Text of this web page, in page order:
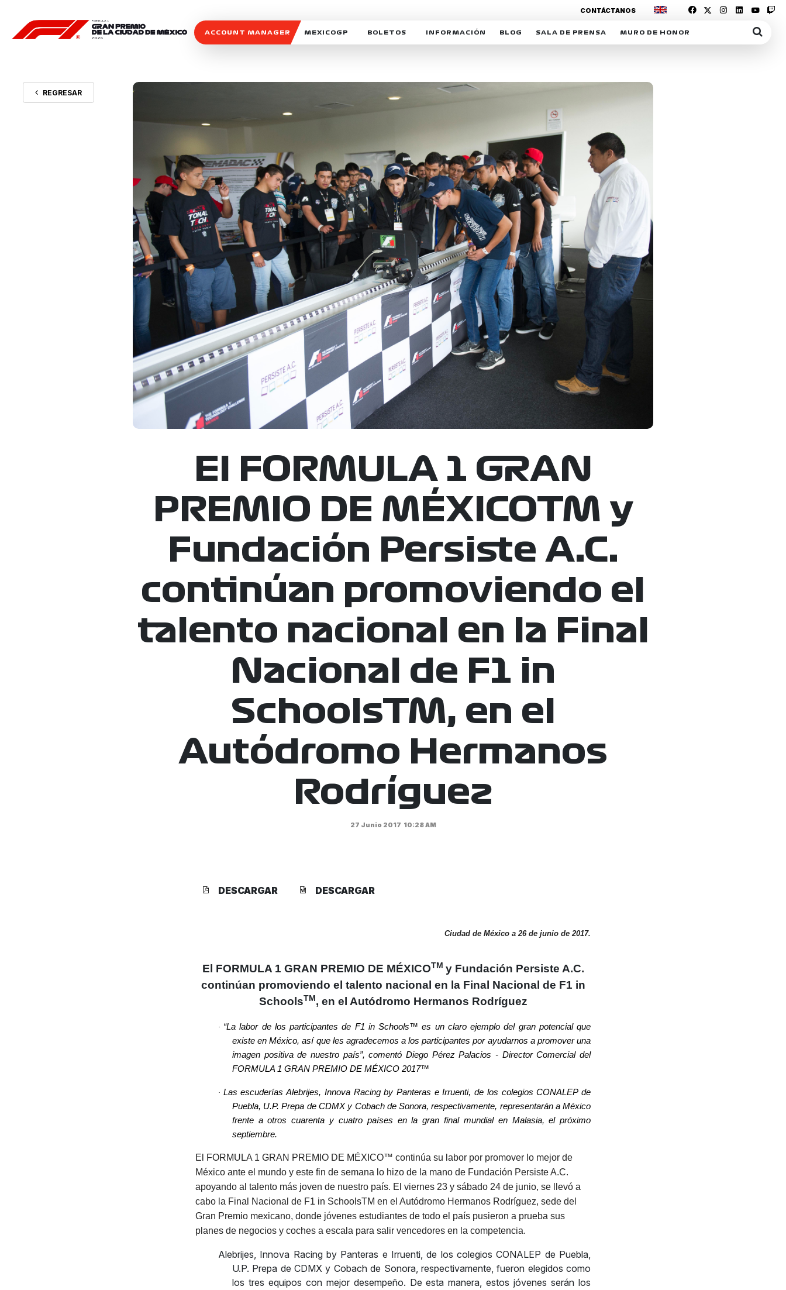
ACCOUNT MANAGER MEXICOGP BOLETOS INFORMACIÓN
MOTORSPORT ACADEMY
VOLUNTARIOS
EXPOSICIÓN FOTOGRÁFICA
CAMPEONATO
PATROCINADORES
LEGALES TICKETMASTER
BLOG
INTERACTIVOS
SALA DE PRENSA MURO DE HONOR
CONTÁCTANOS
REGRESAR
El FORMULA 1 GRAN
PREMIO DE MÉXICOTM y
Fundación Persiste A.C.
continúan promoviendo el
talento nacional en la Final
Nacional de F1 in
SchoolsTM, en el
Autódromo Hermanos
Rodríguez
27 Junio 2017 10:28 AM
DESCARGAR DESCARGAR
Ciudad de México a 26 de junio de 2017.
El FORMULA 1 GRAN PREMIO DE MÉXICOTM y Fundación Persiste A.C.
continúan promoviendo el talento nacional en la Final Nacional de F1 in
SchoolsTM, en el Autódromo Hermanos Rodríguez
· “La labor de los participantes de F1 in Schools™ es un claro ejemplo del gran potencial que
existe en México, así que les agradecemos a los participantes por ayudarnos a promover una
imagen positiva de nuestro país”, comentó Diego Pérez Palacios - Director Comercial del
FORMULA 1 GRAN PREMIO DE MÉXICO 2017™
· Las escuderías Alebrijes, Innova Racing by Panteras e Irruenti, de los colegios CONALEP de
Puebla, U.P. Prepa de CDMX y Cobach de Sonora, respectivamente, representarán a México
frente a otros cuarenta y cuatro países en la gran final mundial en Malasia, el próximo
septiembre.
El FORMULA 1 GRAN PREMIO DE MÉXICO™ continúa su labor por promover lo mejor de
México ante el mundo y este fin de semana lo hizo de la mano de Fundación Persiste A.C.
apoyando al talento más joven de nuestro país. El viernes 23 y sábado 24 de junio, se llevó a
cabo la Final Nacional de F1 in SchoolsTM en el Autódromo Hermanos Rodríguez, sede del
Gran Premio mexicano, donde jóvenes estudiantes de todo el país pusieron a prueba sus
planes de negocios y coches a escala para salir vencedores en la competencia.
Alebrijes, Innova Racing by Panteras e Irruenti, de los colegios CONALEP de Puebla,
U.P. Prepa de CDMX y Cobach de Sonora, respectivamente, fueron elegidos como
los tres equipos con mejor desempeño. De esta manera, estos jóvenes serán los